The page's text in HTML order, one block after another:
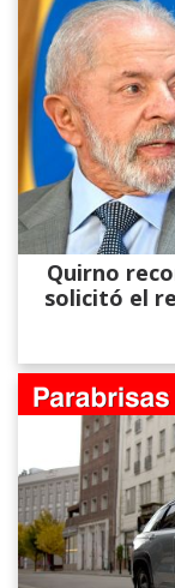
Quirno
solicitó el